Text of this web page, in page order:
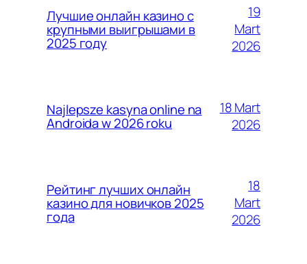
Лучшие онлайн казино с
крупными выигрышами в
2025 году
19
Mart
2026
Najlepsze kasyna online na
Androida w 2026 roku
18 Mart
2026
Рейтинг лучших онлайн
казино для новичков 2025
года
18
Mart
2026